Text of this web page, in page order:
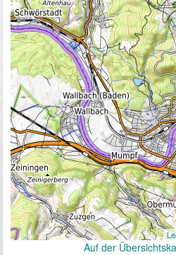
Auf der